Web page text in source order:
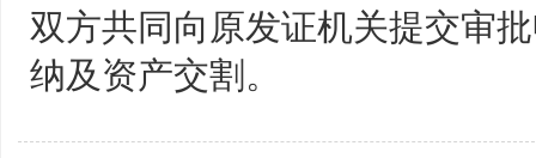
双方共同向原发证机关提交审
纳及资产交割。